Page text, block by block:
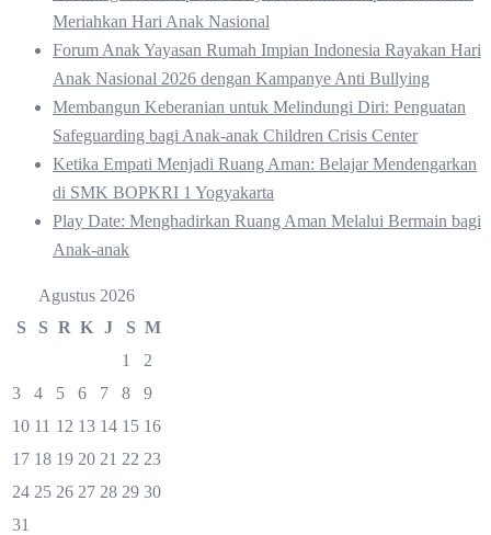
Meriahkan Hari Anak Nasional
Forum Anak Yayasan Rumah Impian Indonesia Rayakan Hari
Anak Nasional 2026 dengan Kampanye Anti Bullying
Membangun Keberanian untuk Melindungi Diri: Penguatan
Safeguarding bagi Anak-anak Children Crisis Center
Ketika Empati Menjadi Ruang Aman: Belajar Mendengarkan
di SMK BOPKRI 1 Yogyakarta
Play Date: Menghadirkan Ruang Aman Melalui Bermain bagi
Anak-anak
Agustus 2026
S
S R K J S M
1
2
3
4 5 6 7 8
9
10 11 12 13 14 15 16
17 18 19 20 21 22 23
24 25 26 27 28 29 30
31